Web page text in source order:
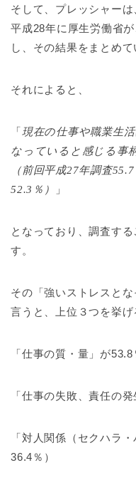
そして、プレッシャーは
平成28年に厚生労働省
し、その結果をまとめて
それによると、
「現在の仕事や職業生
なっていると感じる事
（前回平成27年調査55.7
52.3 ％） 」
となっており、調査す
す。
その「強いストレスと
言うと、上位３つを挙げ
「仕事の質・量」が53.8
「仕事の失敗、責任の
「対人関係（セクハラ
36.4％）